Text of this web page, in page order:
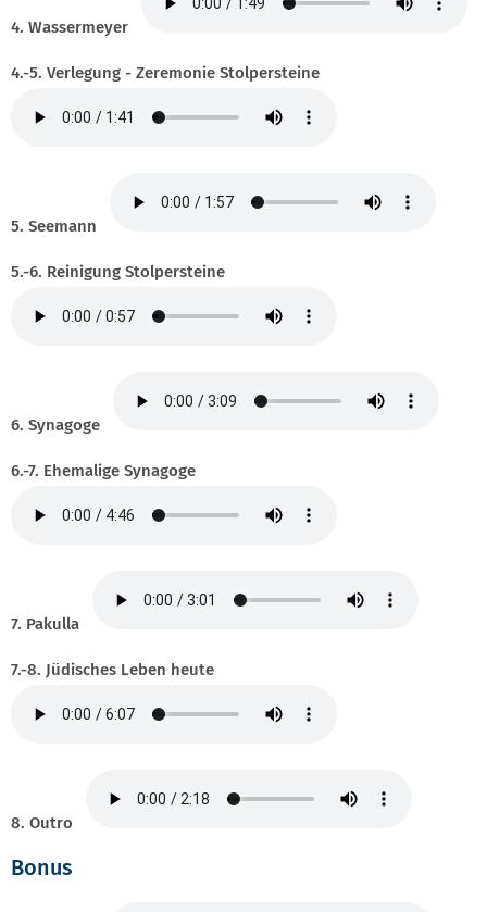
4. Wassermeyer
4.-5. Verlegung - Zeremonie Stolpersteine
5. Seemann
5.-6. Reinigung Stolpersteine
6. Synagoge
6.-7. Ehemalige Synagoge
7. Pakulla
7.-8. Jüdisches Leben heute
8. Outro
Bonus